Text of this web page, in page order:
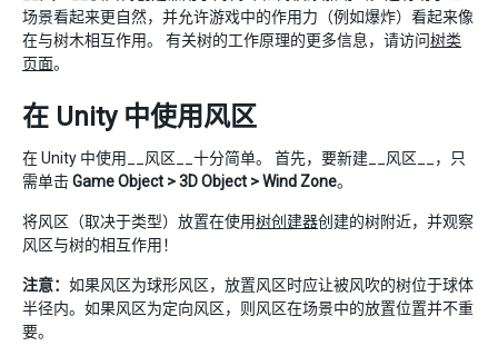
场景看起来更自然，并允许游戏中的作用力（例如爆炸）看起来像
在与树木相互作用。 有关树的工作原理的更多信息，请访问树类
页面。
在 Unity 中使用风区
在 Unity 中使用__风区__十分简单。 首先，要新建__风区__，只
需单击Game Object > 3D Object > Wind Zone。
将风区（取决于类型）放置在使用树创建器创建的树附近，并观察
风区与树的相互作用！
注意： 如果风区为球形风区，放置风区时应让被风吹的树位于球体
半径内。如果风区为定向风区，则风区在场景中的放置位置并不重
要。